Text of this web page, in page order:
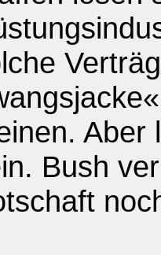
Aber
Bush